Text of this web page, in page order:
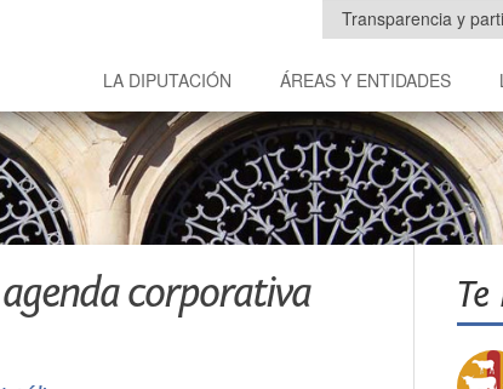
Transparencia y
LA DIPUTACIÓN ÁREAS Y ENTIDADES
corporativa